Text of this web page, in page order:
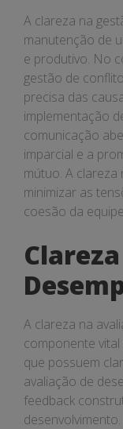
A clareza na
manutenção de
e produtivo. No
gestão de
precisa das
implementação
comunicação
imparcial e a
mútuo. A
minimizar as
coesão da
A clareza na
componente
que possuem
avaliação de
feedback